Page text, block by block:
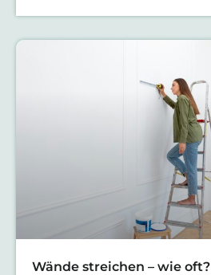
Wände streichen – wie oft?